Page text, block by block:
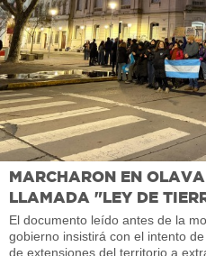
MARCHARON EN
LLAMADA "LEY DE
El documento leído antes de la
gobierno insistirá con el intento
de extensiones del territorio a